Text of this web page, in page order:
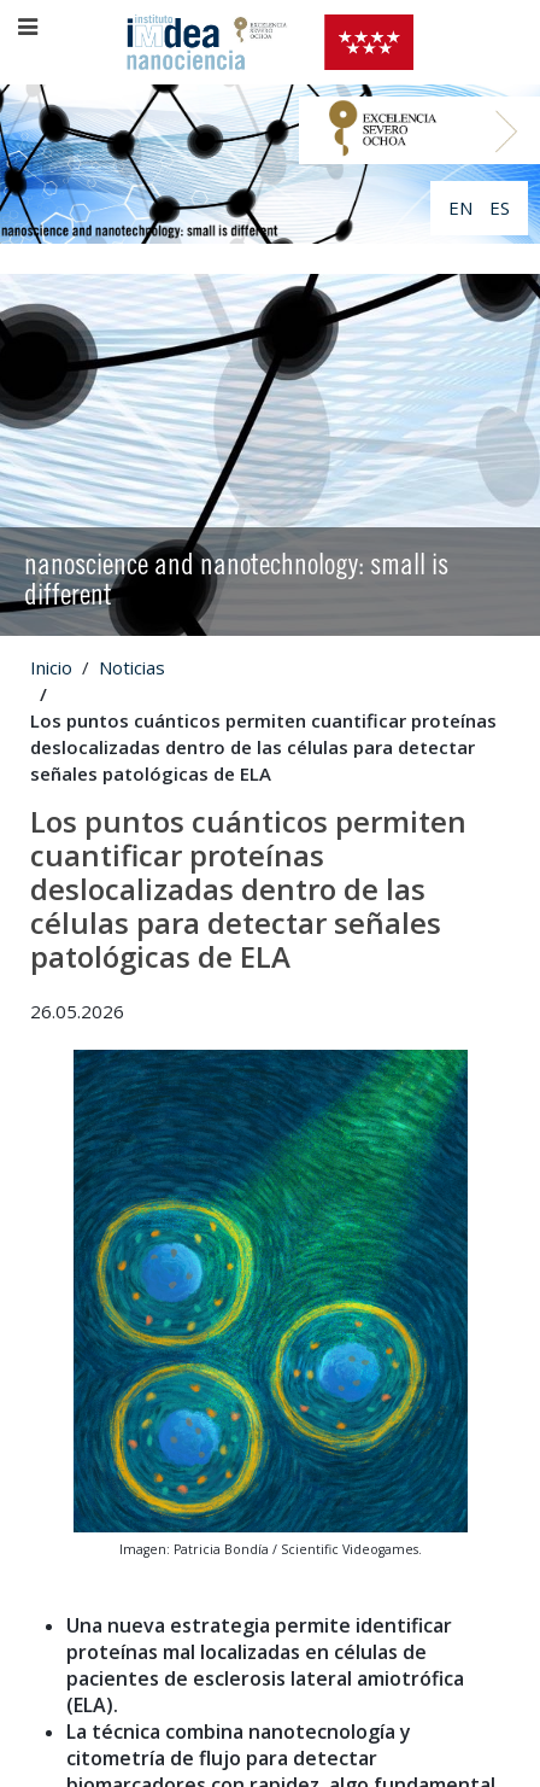
EN ES
nanoscience and nanotechnology: small is
different
Inicio Noticias
Los puntos cuánticos permiten cuantificar proteínas
deslocalizadas dentro de las células para detectar
señales patológicas de ELA
Los puntos cuánticos permiten
cuantificar proteínas
deslocalizadas dentro de las
células para detectar señales
patológicas de ELA
26.05.2026
Imagen: Patricia Bondía / Scientific Videogames.
Una nueva estrategia permite identificar
proteínas mal localizadas en células de
pacientes de esclerosis lateral amiotrófica
(ELA).
La técnica combina nanotecnología y
citometría de flujo para detectar